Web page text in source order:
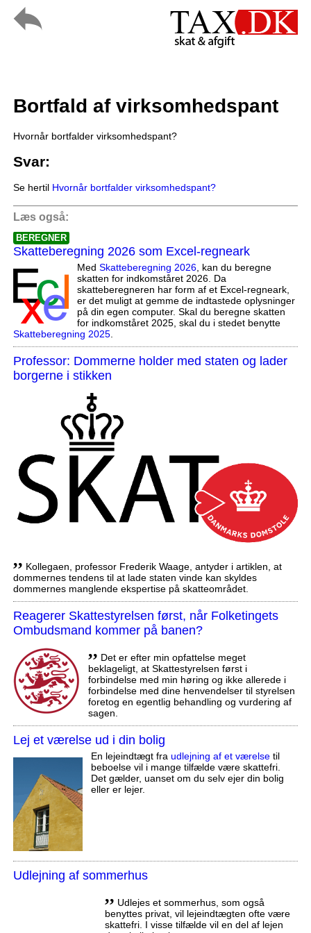
Bortfald af virksomhedspant
Hvornår bortfalder virksomhedspant?
Svar:
Se hertil Hvornår bortfalder virksomhedspant?
Læs også:
BEREGNER
Skatteberegning 2026 som Excel-regneark
Med Skatteberegning 2026, kan du beregne
skatten for indkomståret 2026. Da
skatteberegneren har form af et Excel-regneark,
er det muligt at gemme de indtastede oplysninger
på din egen computer. Skal du beregne skatten
for indkomståret 2025, skal du i stedet benytte
Skatteberegning 2025.
Professor: Dommerne holder med staten og lader
borgerne i stikken
,, Kollegaen, professor Frederik Waage, antyder i artiklen, at
dommernes tendens til at lade staten vinde kan skyldes
dommernes manglende ekspertise på skatteområdet.
Reagerer Skattestyrelsen først, når Folketingets
Ombudsmand kommer på banen?
,, Det er efter min opfattelse meget
beklageligt, at Skattestyrelsen først i
forbindelse med min høring og ikke allerede i
forbindelse med dine henvendelser til styrelsen
foretog en egentlig behandling og vurdering af
sagen.
Lej et værelse ud i din bolig
En lejeindtægt fra udlejning af et værelsetil
beboelse vil i mange tilfælde være skattefri.
Det gælder, uanset om du selv ejer din bolig
eller er lejer.
Udlejning af sommerhus
,, Udlejes et sommerhus, som også
benyttes privat, vil lejeindtægten ofte være
skattefri. I visse tilfælde vil en del af lejen